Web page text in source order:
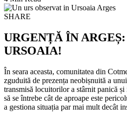
SHARE
URGENȚĂ ÎN
URSOAIA!
În seara aceasta, comunitatea din
zguduită de prezența neobișnuită a
transmisă locuitorilor a stârnit panică
să se întrebe cât de aproape este
a gestiona situația par mai mult decât